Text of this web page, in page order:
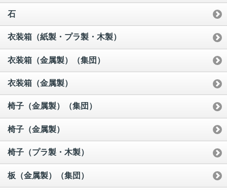
石
衣装箱（紙製・プラ製・木製）
衣装箱（金属製）（集団）
衣装箱（金属製）
椅子（金属製）（集団）
椅子（金属製）
椅子（プラ製・木製）
板（金属製）（集団）